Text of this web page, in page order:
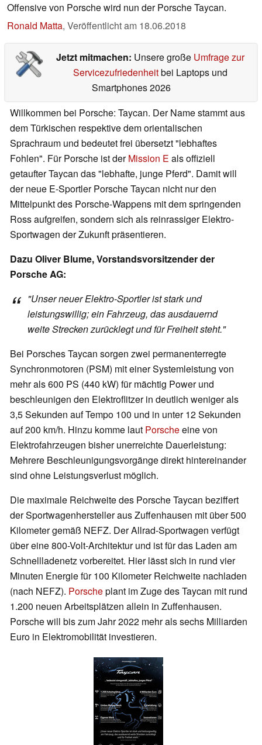
Offensive von Porsche wird nun der Porsche Taycan.
Ronald Matta, Veröffentlicht am 18.06.2018
Jetzt mitmachen: Unsere große Umfrage zur
Servicezufriedenheitbei Laptops und
Smartphones 2026
Willkommen bei Porsche: Taycan. Der Name stammt aus
dem Türkischen respektive dem orientalischen
Sprachraum und bedeutet frei übersetzt "lebhaftes
Fohlen". Für Porsche ist derMission E als offiziell
getaufter Taycan das "lebhafte, junge Pferd". Damit will
der neue E-Sportler Porsche Taycan nicht nur den
Mittelpunkt des Porsche-Wappens mit dem springenden
Ross aufgreifen, sondern sich als reinrassiger Elektro-
Sportwagen der Zukunft präsentieren.
Dazu Oliver Blume, Vorstandsvorsitzender der
Porsche AG:
"Unser neuer Elektro-Sportler ist stark und
leistungswillig; ein Fahrzeug, das ausdauernd
weite Strecken zurücklegt und für Freiheit steht."
Bei Porsches Taycan sorgen zwei permanenterregte
Synchronmotoren (PSM) mit einer Systemleistung von
mehr als 600 PS (440 kW) für mächtig Power und
beschleunigen den Elektroflitzer in deutlich weniger als
3,5 Sekunden auf Tempo 100 und in unter 12 Sekunden
auf 200 km/h. Hinzu komme laut Porscheeine von
Elektrofahrzeugen bisher unerreichte Dauerleistung:
Mehrere Beschleunigungsvorgänge direkt hintereinander
sind ohne Leistungsverlust möglich.
Die maximale Reichweite des Porsche Taycan beziffert
der Sportwagenhersteller aus Zuffenhausen mit über 500
Kilometer gemäß NEFZ. Der Allrad-Sportwagen verfügt
über eine 800-Volt-Architektur und ist für das Laden am
Schnellladenetz vorbereitet. Hier lässt sich in rund vier
Minuten Energie für 100 Kilometer Reichweite nachladen
(nach NEFZ). Porscheplant im Zuge des Taycan mit rund
1.200 neuen Arbeitsplätzen allein in Zuffenhausen.
Porsche will bis zum Jahr 2022 mehr als sechs Milliarden
Euro in Elektromobilität investieren.